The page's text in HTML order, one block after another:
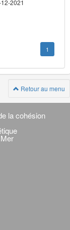
2021
1
Retour au menu
la cohésion